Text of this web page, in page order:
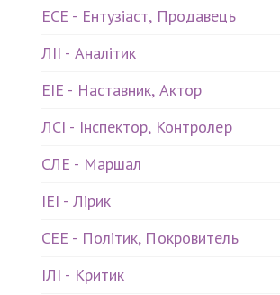
ЕСЕ - Ентузіаст, Продавець
ЛІІ - Аналітик
ЕІЕ - Наставник, Актор
ЛСІ - Інспектор, Контролер
СЛЕ - Маршал
ІЕІ - Лірик
СЕЕ - Політик, Покровитель
ІЛІ - Критик